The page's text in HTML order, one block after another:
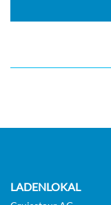
Suite
LADENLOKAL